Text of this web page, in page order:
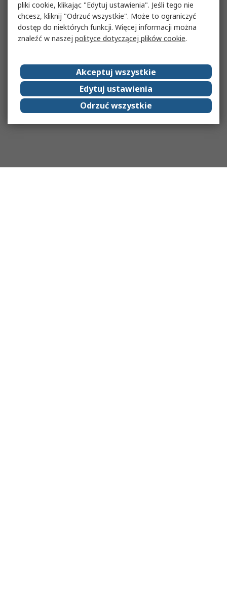
pliki cookie, klikając "Edytuj ustawienia". Jeśli tego nie
chcesz, kliknij "Odrzuć wszystkie". Może to ograniczyć
dostęp do niektórych funkcji. Więcej informacji można
znaleźć w naszej polityce dotyczącej plików cookie.
Akceptuj wszystkie
Edytuj ustawienia
Odrzuć wszystkie